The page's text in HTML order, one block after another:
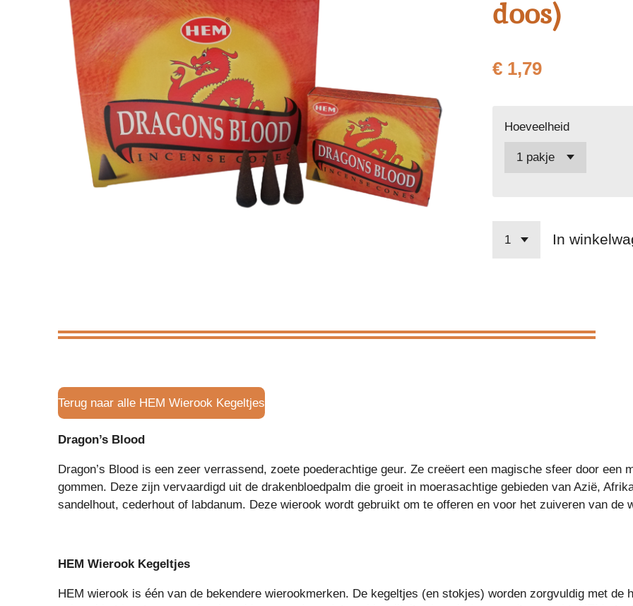
doos)
€ 1,79
Hoeveelheid
In
Terug naar alle HEM Wierook Kegeltjes
Dragon’s Blood
Dragon’s Blood is een zeer verrassend, zoete poederachtige geur. Ze creëert een magische sfeer door een
gommen. Deze zijn vervaardigd uit de drakenbloedpalm die groeit in moerasachtige gebieden van Azië,
sandelhout, cederhout of labdanum. Deze wierook wordt gebruikt om te offeren en voor het zuiveren van de
HEM Wierook Kegeltjes
HEM wierook is één van de bekendere wierookmerken. De kegeltjes (en stokjes) worden zorgvuldig met de